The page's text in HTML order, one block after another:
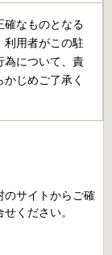
確なものとなる
利用者がこの駐
為について、責
じめご了承く
のサイトからご確
ください。